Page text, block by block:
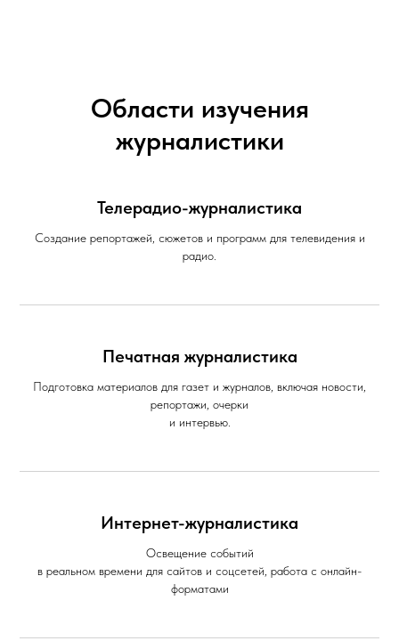
Области изучения
журналистики
Телерадио-журналистика
Создание репортажей, сюжетов и программ для телевидения и
радио.
Печатная журналистика
Подготовка материалов для газет и журналов, включая новости,
репортажи, очерки
и интервью.
Интернет-журналистика
Освещение событий
в реальном времени для сайтов и соцсетей, работа с онлайн-
форматами